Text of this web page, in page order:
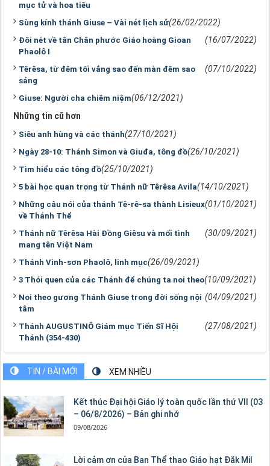
mục tử và hoa tiêu
Sùng kính thánh Giuse – Vài nét lịch sử(26/02/2022)
Đôi nét về tân Chân phước Giáo hoàng Gioan
Phaolô I
(16/07/2022)
Têrêsa, từ đêm tối vắng sao đến màn đêm sao
sáng
(07/10/2022)
Giuse: Người cha chiêm niệm(06/12/2021)
Những tin cũ hơn
Siêu anh hùng và các thánh(27/10/2021)
Ngày 28-10: Thánh Simon và Giuđa, tông đồ(26/10/2021)
Tìm hiểu các tông đồ(25/10/2021)
5 bài học quan trọng từ Thánh nữ Têrêsa Avila(14/10/2021)
Những câu nói của thánh Tê-rê-sa thành Lisieux
về Thánh Thể
(01/10/2021)
Thánh nữ Têrêsa Hài Đồng Giêsu và mối tình
mang tên Việt Nam
(30/09/2021)
Thánh Vinh-sơn Phaolô, linh mục(26/09/2021)
3 Thói quen của các Thánh để chúng ta noi theo(10/09/2021)
Noi theo gương Thánh Giuse trong đời sống nội
tâm
(04/09/2021)
Thánh AUGUSTINÔ Giám mục Tiến Sĩ Hội
Thánh (354-430)
(27/08/2021)
TIN / BÀI MỚI XEM NHIỀU
Kết thúc Đại hội Giáo lý toàn quốc lần thứ VII (03
– 06/8/2026) – Bản ghi nhớ
09/08/2026
Lời cảm ơn của Ban Thể thao Giáo hạt Đăk Mil